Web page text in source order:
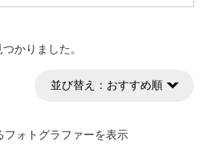
かりました。
並び替え： おすすめ順
フォトグラファーを表示